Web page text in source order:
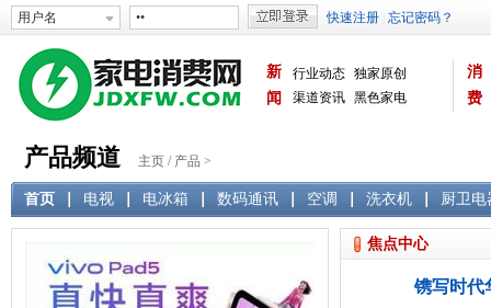
新
闻
行业动态 独家原创
渠道资讯 黑色家电
消
费
产品频道 主页 / 产品 >
首页 电视 电冰箱 数码通讯 空调 洗衣机 厨卫电
焦点中心
镌写时代